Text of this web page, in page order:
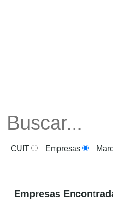
CUIT Empresas
Empresas